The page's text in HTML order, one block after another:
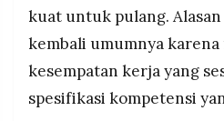
kuat untuk pulang.
kembali umumnya
kesempatan kerja yang
spesifikasi kompetensi